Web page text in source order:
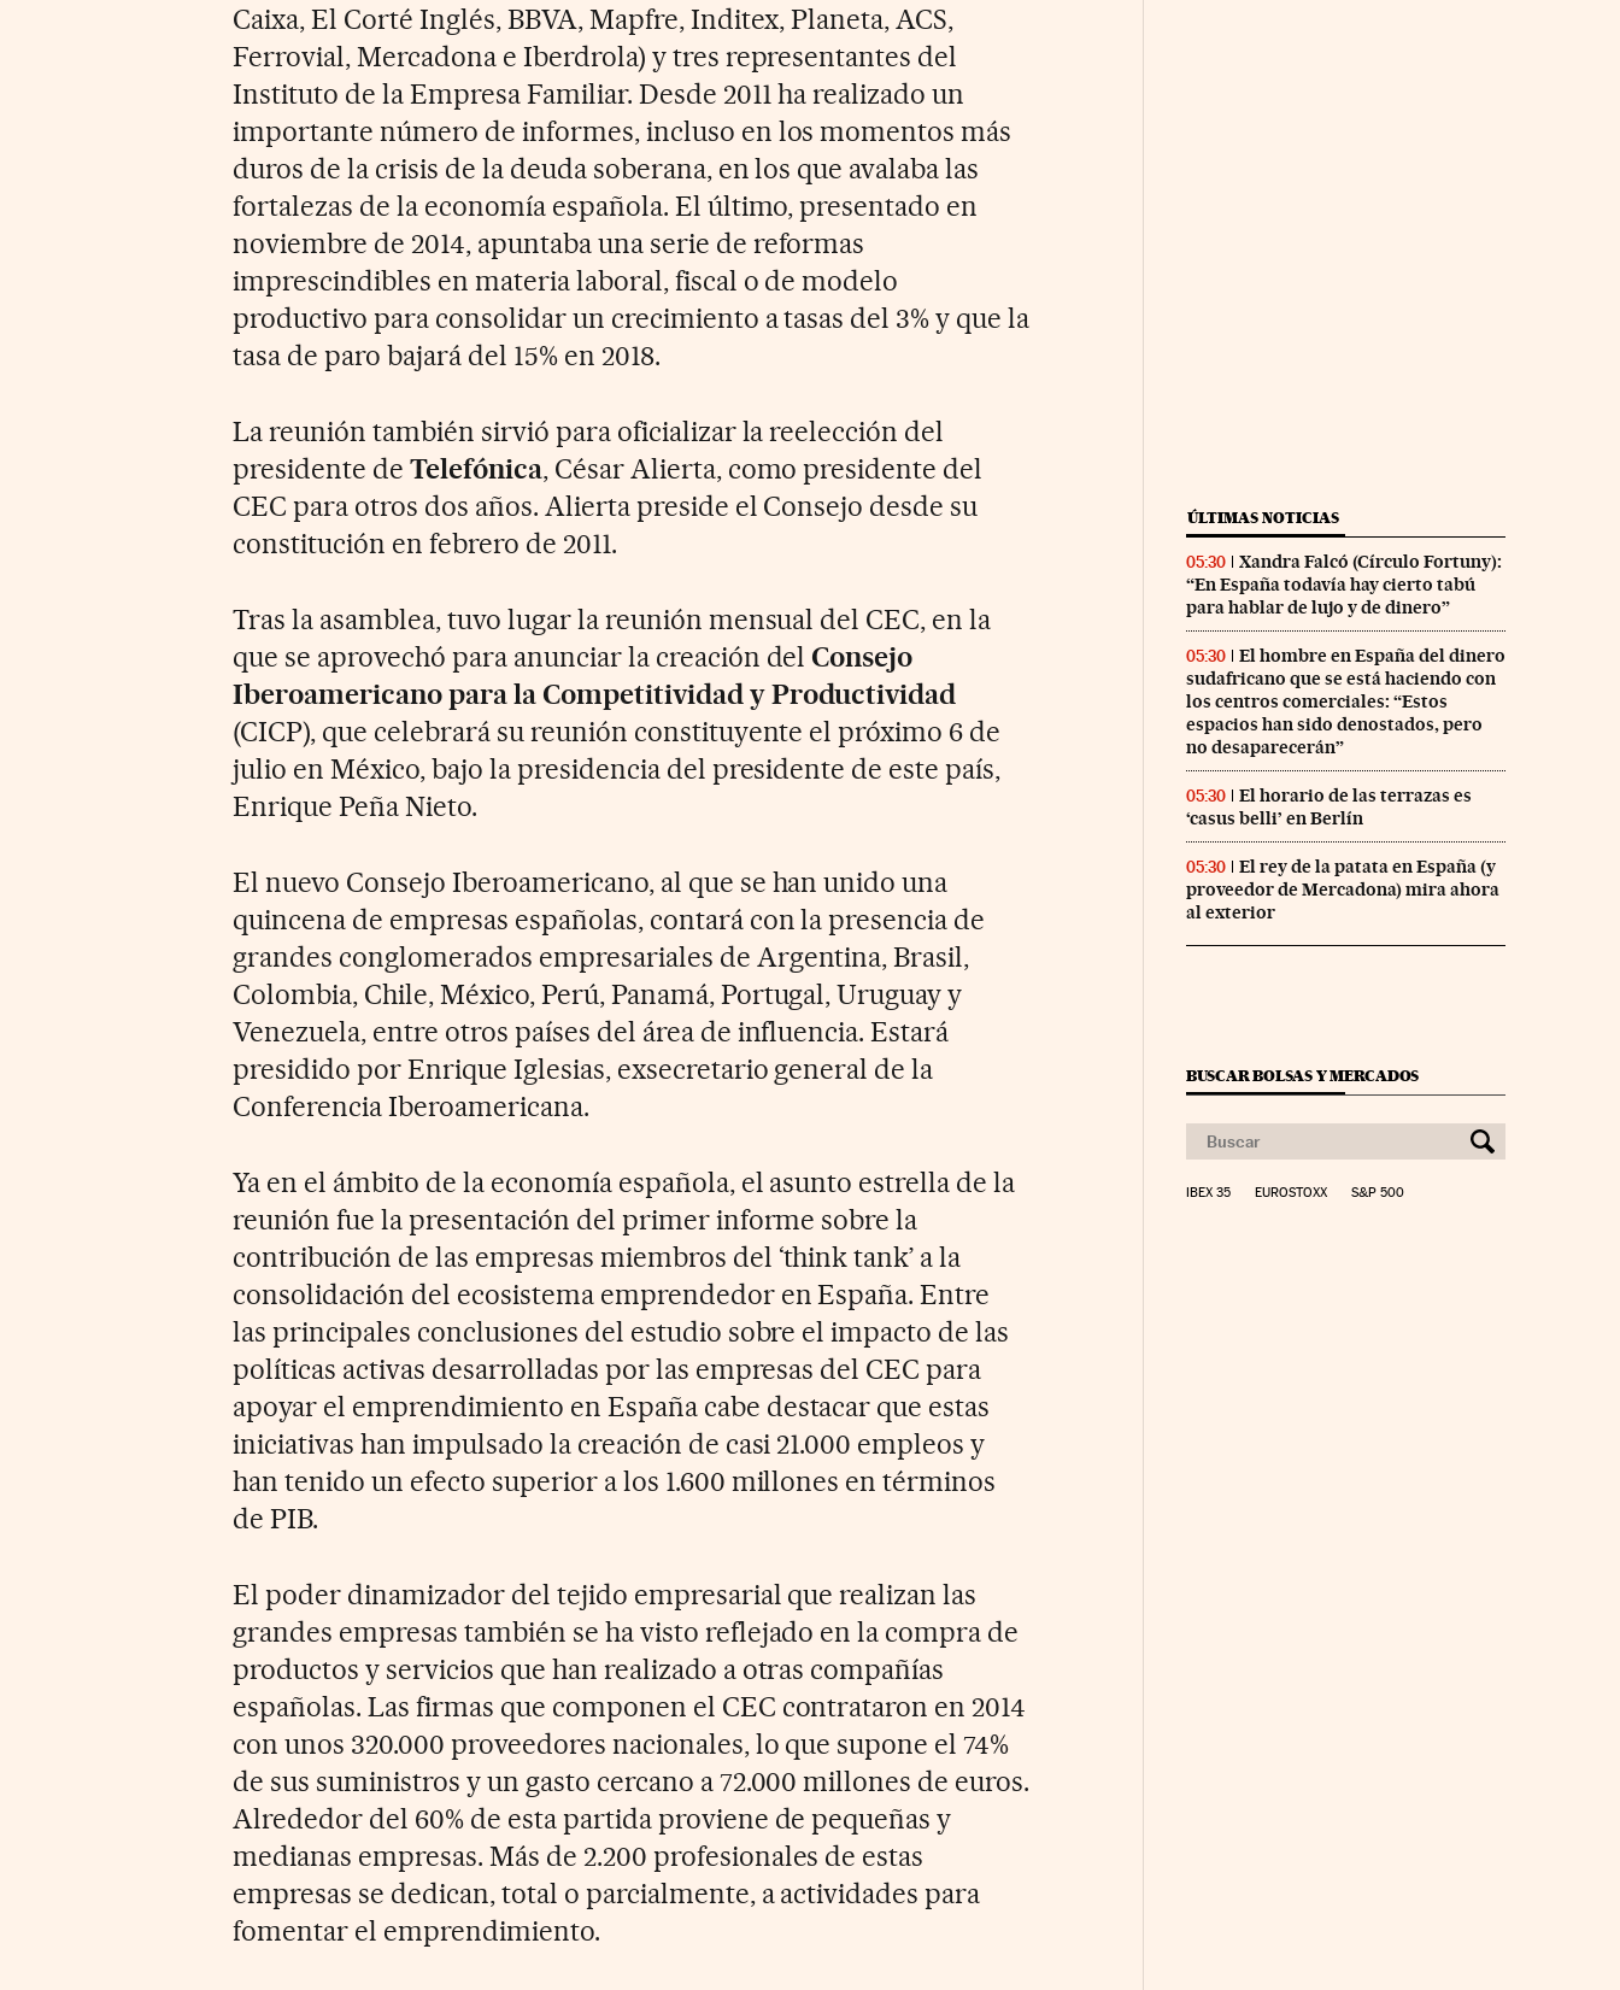
Caixa, El Corté Inglés, BBVA, Mapfre, Inditex, Planeta, ACS,
Ferrovial, Mercadona e Iberdrola) y tres representantes del
Instituto de la Empresa Familiar. Desde 2011 ha realizado un
importante número de informes, incluso en los momentos más
duros de la crisis de la deuda soberana, en los que avalaba las
fortalezas de la economía española. El último, presentado en
noviembre de 2014, apuntaba una serie de reformas
imprescindibles en materia laboral, fiscal o de modelo
productivo para consolidar un crecimiento a tasas del 3% y que la
tasa de paro bajará del 15% en 2018.
La reunión también sirvió para oficializar la reelección del
presidente deTelefónica, César Alierta, como presidente del
CEC para otros dos años. Alierta preside el Consejo desde su
constitución en febrero de 2011.
Tras la asamblea, tuvo lugar la reunión mensual del CEC, en la
que se aprovechó para anunciar la creación del Consejo
Iberoamericano para la Competitividad y Productividad
(CICP), que celebrará su reunión constituyente el próximo 6 de
julio en México, bajo la presidencia del presidente de este país,
Enrique Peña Nieto.
El nuevo Consejo Iberoamericano, al que se han unido una
quincena de empresas españolas, contará con la presencia de
grandes conglomerados empresariales de Argentina, Brasil,
Colombia, Chile, México, Perú, Panamá, Portugal, Uruguay y
Venezuela, entre otros países del área de influencia. Estará
presidido por Enrique Iglesias, exsecretario general de la
Conferencia Iberoamericana.
Ya en el ámbito de la economía española, el asunto estrella de la
reunión fue la presentación del primer informe sobre la
contribución de las empresas miembros del ‘think tank’ a la
consolidación del ecosistema emprendedor en España. Entre
las principales conclusiones del estudio sobre el impacto de las
políticas activas desarrolladas por las empresas del CEC para
apoyar el emprendimiento en España cabe destacar que estas
iniciativas han impulsado la creación de casi 21.000 empleos y
han tenido un efecto superior a los 1.600 millones en términos
de PIB.
El poder dinamizador del tejido empresarial que realizan las
grandes empresas también se ha visto reflejado en la compra de
productos y servicios que han realizado a otras compañías
españolas. Las firmas que componen el CEC contrataron en 2014
con unos 320.000 proveedores nacionales, lo que supone el 74%
de sus suministros y un gasto cercano a 72.000 millones de euros.
Alrededor del 60% de esta partida proviene de pequeñas y
medianas empresas. Más de 2.200 profesionales de estas
empresas se dedican, total o parcialmente, a actividades para
fomentar el emprendimiento.
ÚLTIMAS NOTICIAS
05:30
Xandra Falcó (Círculo Fortuny):
“En España todavía hay cierto tabú
para hablar de lujo y de dinero”
05:30
El hombre en España del dinero
sudafricano que se está haciendo con
los centros comerciales: “Estos
espacios han sido denostados, pero
no desaparecerán”
05:30
El horario de las terrazas es
‘casus belli’ en Berlín
05:30
El rey de la patata en España (y
proveedor de Mercadona) mira ahora
al exterior
BUSCAR BOLSAS Y MERCADOS
IBEX 35 EUROSTOXX S&P 500